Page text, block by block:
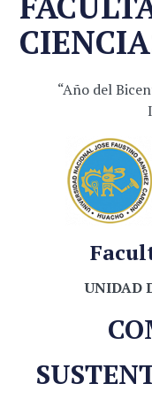
“Año del
UNIDAD